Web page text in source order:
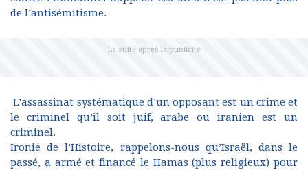
de l’antisémitisme.
L’assassinat systématique d’un opposant est un crime et
le criminel qu’il soit juif, arabe ou iranien est un
criminel.
Ironie de l’Histoire, rappelons-nous qu’Israël, dans le
passé, a armé et financé le Hamas (plus religieux) pour